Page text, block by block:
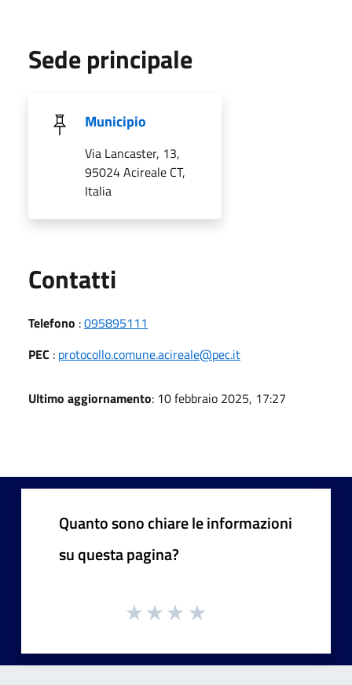
Sede principale
Municipio
Via Lancaster, 13,
95024 Acireale CT,
Italia
Contatti
Telefono :095895111
PEC : protocollo.comune.acireale@pec.it
Ultimo aggiornamento: 10 febbraio 2025, 17:27
Quanto sono chiare le informazioni
su questa pagina?